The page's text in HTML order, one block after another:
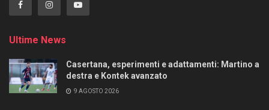
Ultime News
Casertana, esperimenti e adattamenti: Martino a
destra e Kontek avanzato
9 AGOSTO 2026